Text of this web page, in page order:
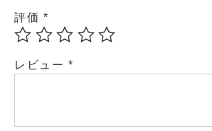
評価 *
レビュー *